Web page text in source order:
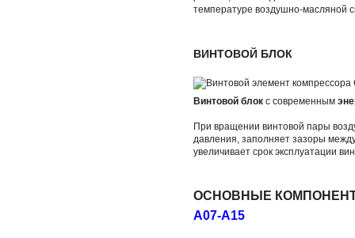
температуре воздушно-масляной
ВИНТОВОЙ БЛОК
Винтовой блок с современным
При вращении винтовой пары
давления, заполняет зазоры
увеличивает срок эксплуатации
ОСНОВНЫЕ
A07-A15